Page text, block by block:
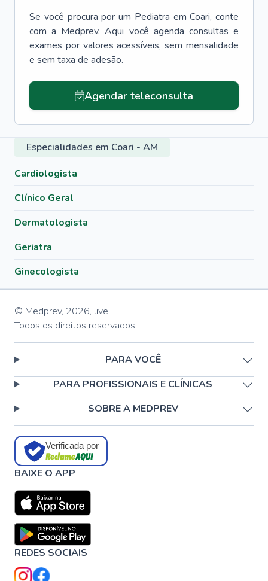
Se você procura por um Pediatra em Coari, conte
com a Medprev. Aqui você agenda consultas e
exames por valores acessíveis, sem mensalidade
e sem taxa de adesão.
Agendar teleconsulta
Especialidades em Coari - AM
Cardiologista
Clínico Geral
Dermatologista
Geriatra
Ginecologista
© Medprev, 2026, live
Todos os direitos reservados
PARA VOCÊ
PARA PROFISSIONAIS E CLÍNICAS
SOBRE A MEDPREV
Verificada por
BAIXE O APP
REDES SOCIAIS